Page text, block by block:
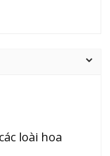
loài hoa